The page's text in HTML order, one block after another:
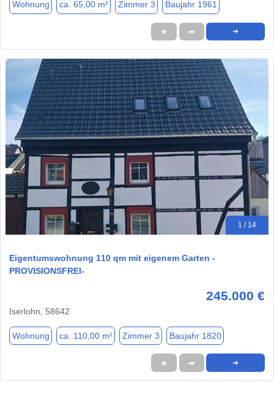
Wohnung ca. 65,00 m² Zimmer 3 Baujahr 1961
★ ➦ ➜
1 / 14
Eigentumswohnung 110 qm mit eigenem Garten -
PROVISIONSFREI-
245.000 €
Iserlohn, 58642
Wohnung ca. 110,00 m² Zimmer 3 Baujahr 1820
★ ➦ ➜